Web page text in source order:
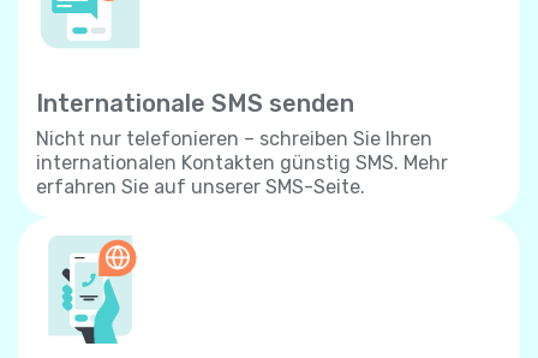
Internationale SMS senden
Nicht nur telefonieren – schreiben Sie Ihren
internationalen Kontakten günstig SMS. Mehr
erfahren Sie auf unserer SMS-Seite.